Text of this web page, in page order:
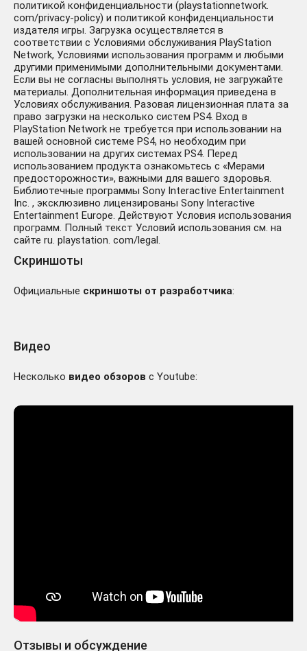
политикой конфиденциальности (playstationnetwork.
com/privacy-policy) и политикой конфиденциальности
издателя игры. Загрузка осуществляется в
соответствии с Условиями обслуживания PlayStation
Network, Условиями использования программ и любыми
другими применимыми дополнительными документами.
Если вы не согласны выполнять условия, не загружайте
материалы. Дополнительная информация приведена в
Условиях обслуживания. Разовая лицензионная плата за
право загрузки на несколько систем PS4. Вход в
PlayStation Network не требуется при использовании на
вашей основной системе PS4, но необходим при
использовании на других системах PS4. Перед
использованием продукта ознакомьтесь с «Мерами
предосторожности», важными для вашего здоровья.
Библиотечные программы Sony Interactive Entertainment
Inc. , эксклюзивно лицензированы Sony Interactive
Entertainment Europe. Действуют Условия использования
программ. Полный текст Условий использования см. на
сайте ru. playstation. com/legal.
Скриншоты
Официальные скриншоты от разработчика:
Видео
Несколько видео обзоров с Youtube:
Отзывы и обсуждение